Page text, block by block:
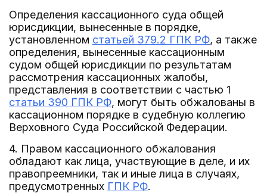
Определения кассационного суда общей
юрисдикции, вынесенные в порядке,
установленном статьей 379.2 ГПК РФ, а также
определения, вынесенные кассационным
судом общей юрисдикции по результатам
рассмотрения кассационных жалобы,
представления в соответствии с частью 1
статьи 390 ГПК РФ, могут быть обжалованы в
кассационном порядке в судебную коллегию
Верховного Суда Российской Федерации.
4. Правом кассационного обжалования
обладают как лица, участвующие в деле, и их
правопреемники, так и иные лица в случаях,
предусмотренных ГПК РФ.